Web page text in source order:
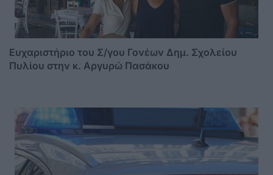
Ευχαριστήριο του Σ/γου Γονέων Δημ. Σχολείου
Πυλίου στην κ. Αργυρώ Πασάκου